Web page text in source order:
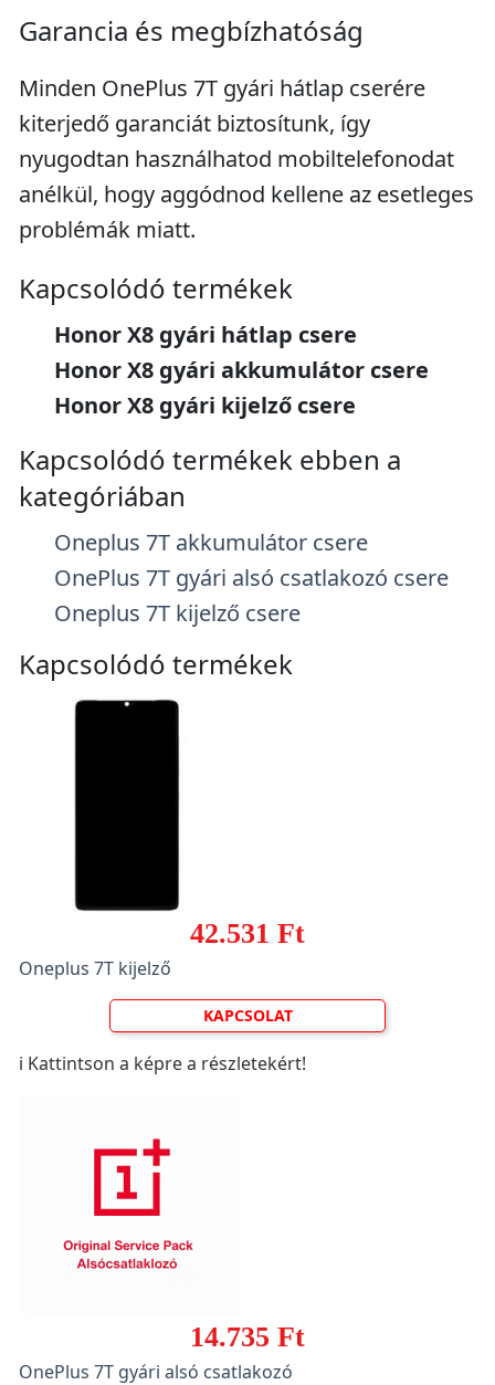
Garancia és megbízhatóság
Minden OnePlus 7T gyári hátlap cserére
kiterjedő garanciát biztosítunk, így
nyugodtan használhatod mobiltelefonodat
anélkül, hogy aggódnod kellene az esetleges
problémák miatt.
Kapcsolódó termékek
Honor X8 gyári hátlap csere
Honor X8 gyári akkumulátor csere
Honor X8 gyári kijelző csere
Kapcsolódó termékek ebben a
kategóriában
Oneplus 7T akkumulátor csere
OnePlus 7T gyári alsó csatlakozó csere
Oneplus 7T kijelző csere
Kapcsolódó termékek
42.531 Ft
Oneplus 7T kijelző
KAPCSOLAT
ℹ️ Kattintson a képre a részletekért!
14.735 Ft
OnePlus 7T gyári alsó csatlakozó